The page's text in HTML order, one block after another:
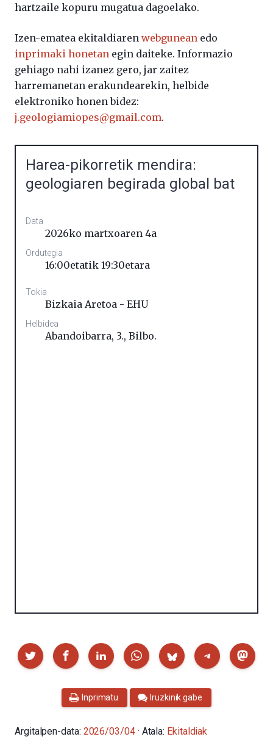
hartzaile kopuru mugatua dagoelako.
Izen-ematea ekitaldiaren webgunean edo
inprimaki honetan egin daiteke. Informazio
gehiago nahi izanez gero, jar zaitez
harremanetan erakundearekin, helbide
elektroniko honen bidez:
j.geologiamiopes@gmail.com.
Harea-pikorretik mendira:
geologiaren begirada global bat
Data
2026ko martxoaren 4a
Ordutegia
16:00etatik 19:30etara
Tokia
Bizkaia Aretoa - EHU
Helbidea
Abandoibarra, 3., Bilbo.
Partekatu
Inprimatu Iruzkinik gabe
Argitalpen-data: 2026/03/04 · Atala: Ekitaldiak